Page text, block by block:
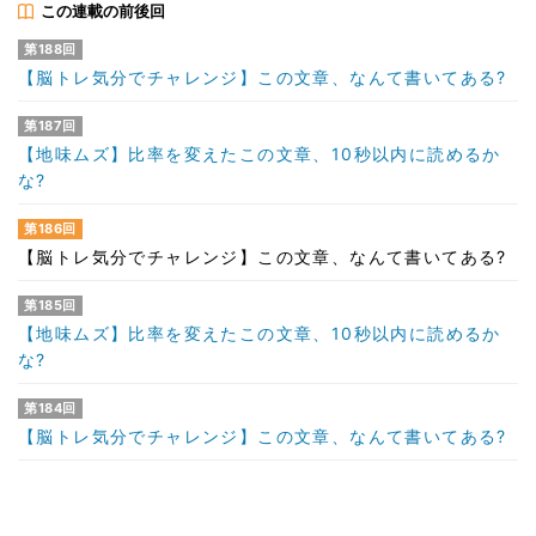
この連載の前後回
第188回
【脳トレ気分でチャレンジ】この文章、なんて書いてある?
第187回
【地味ムズ】比率を変えたこの文章、10秒以内に読めるか
な?
第186回
【脳トレ気分でチャレンジ】この文章、なんて書いてある?
第185回
【地味ムズ】比率を変えたこの文章、10秒以内に読めるか
な?
第184回
【脳トレ気分でチャレンジ】この文章、なんて書いてある?